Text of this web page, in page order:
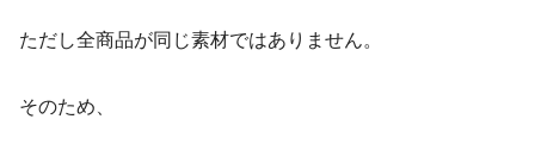
ただし全商品が同じ素材ではありません。
そのため、